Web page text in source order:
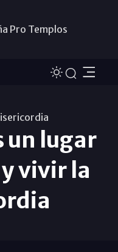
Pro Templos
un lugar
vivir la